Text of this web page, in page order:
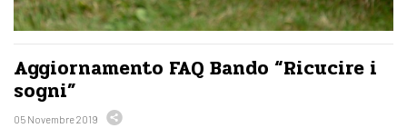
Aggiornamento FAQ Bando “Ricucire i
sogni”
05 Novembre 2019